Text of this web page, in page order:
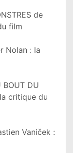
de
film
Nolan : la
BOUT DU
critique du
Vaniček :